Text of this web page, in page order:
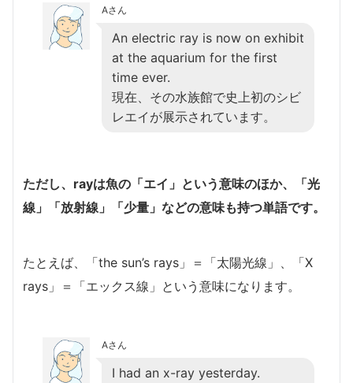
Aさん
An electric ray is now on exhibit
at the aquarium for the first
time ever.
現在、その水族館で史上初のシビ
レエイが展示されています。
ただし、rayは魚の「エイ」という意味のほか、「光
線」「放射線」「少量」などの意味も持つ単語です。
たとえば、「the sun’s rays」＝「太陽光線」、「X
rays」＝「エックス線」という意味になります。
Aさん
I had an x-ray yesterday.